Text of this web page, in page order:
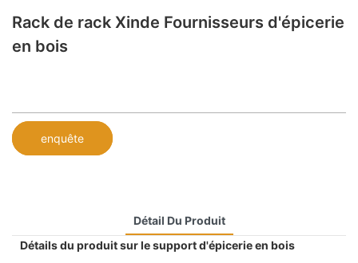
Rack de rack Xinde Fournisseurs d'épicerie
en bois
enquête
Détail Du Produit
Détails du produit sur le support d'épicerie en bois